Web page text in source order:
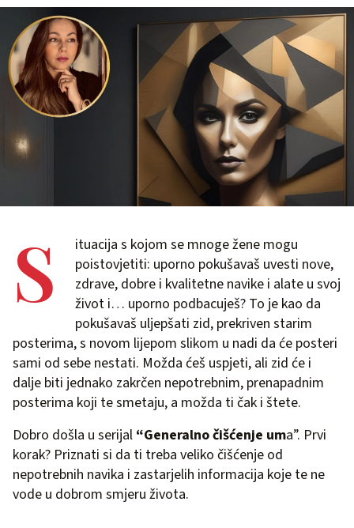
S
ituacija s kojom se mnoge žene mogu
poistovjetiti: uporno pokušavaš uvesti nove,
zdrave, dobre i kvalitetne navike i alate u svoj
život i… uporno podbacuješ? To je kao da
pokušavaš uljepšati zid, prekriven starim
posterima, s novom lijepom slikom u nadi da će posteri
sami od sebe nestati. Možda ćeš uspjeti, ali zid će i
dalje biti jednako zakrčen nepotrebnim, prenapadnim
posterima koji te smetaju, a možda ti čak i štete.
Dobro došla u serijal “Generalno čišćenje uma”. Prvi
korak? Priznati si da ti treba veliko čišćenje od
nepotrebnih navika i zastarjelih informacija koje te ne
vode u dobrom smjeru života.